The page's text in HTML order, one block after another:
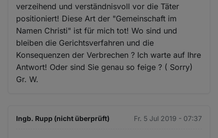
verzeihend und verständnisvoll vor die Täter
positioniert! Diese Art der "Gemeinschaft im
Namen Christi" ist für mich tot! Wo sind und
bleiben die Gerichtsverfahren und die
Konsequenzen der Verbrechen ? Ich warte auf Ihre
Antwort! Oder sind Sie genau so feige ? ( Sorry)
Gr. W.
Ingb. Rupp (nicht überprüft) Fr. 5 Jul 2019 - 07:37